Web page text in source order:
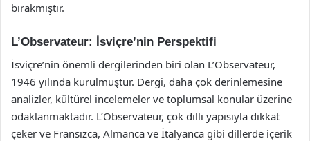
bırakmıştır.
L’Observateur: İsviçre’nin Perspektifi
İsviçre’nin önemli dergilerinden biri olan L’Observateur,
1946 yılında kurulmuştur. Dergi, daha çok derinlemesine
analizler, kültürel incelemeler ve toplumsal konular üzerine
odaklanmaktadır. L’Observateur, çok dilli yapısıyla dikkat
çeker ve Fransızca, Almanca ve İtalyanca gibi dillerde içerik